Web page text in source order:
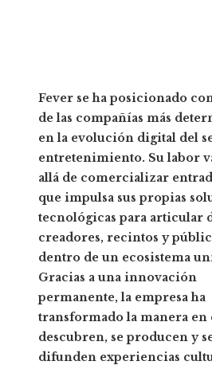
Fever se ha posicionado
de las compañías más
en la evolución digital del
entretenimiento. Su labor
allá de comercializar
que impulsa sus propias
tecnológicas para articular
creadores, recintos y
dentro de un ecosistema
Gracias a una innovación
permanente, la empresa ha
transformado la manera en
descubren, se producen y
difunden experiencias